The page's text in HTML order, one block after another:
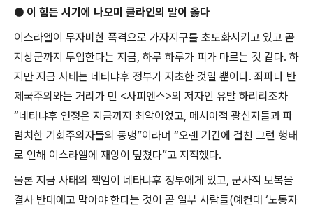
● 이 힘든 시기에 나오미 클라인의 말이 옳다
이스라엘이 무자비한 폭격으로 가자지구를 초토화시키고 있고 곧
지상군까지 투입한다는 지금, 하루 하루가 피가 마르는 것 같다. 하
지만 지금 사태는 네타냐후 정부가 자초한 것일 뿐이다. 좌파나 반
제국주의와는 거리가 먼 <사피엔스>의 저자인 유발 하리리조차
“네타냐후 연정은 지금까지 최악이었고, 메시아적 광신자들과 파
렴치한 기회주의자들의 동맹”이라며 “오랜 기간에 걸친 그런 행태
로 인해 이스라엘에 재앙이 덮쳤다”고 지적했다.
물론 지금 사태의 책임이 네타냐후 정부에게 있고, 군사적 보복을
결사 반대애고 막아야 한다는 것이 곧 일부 사람들(예컨대 ‘노동자